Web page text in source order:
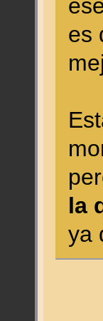
es
la
ya